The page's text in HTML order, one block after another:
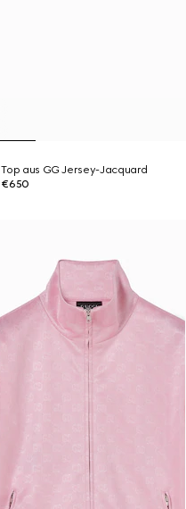
Top aus GG Jersey-Jacquard
€650